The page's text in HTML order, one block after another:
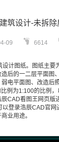
筑设计-未拆除
09 6614
设计图纸。图纸主要
后的一二层平面图
电平面图、改造后
例为1:100的比例
CAD看图王网页版
以登录浩辰CAD官网
业用途。